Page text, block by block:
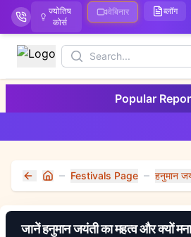
ज्योतिष
कोर्स
वेबिनार ब्लॉग
Search
Popular
Home Festivals Page हनुमान
जानें हनुमान जयंती का महत्व और क्यों